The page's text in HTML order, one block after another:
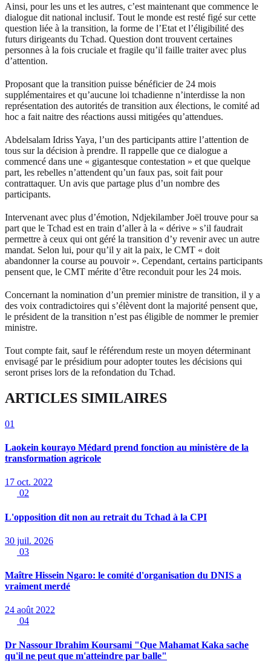
Ainsi, pour les uns et les autres, c’est maintenant que commence le
dialogue dit national inclusif. Tout le monde est resté figé sur cette
question liée à la transition, la forme de l’Etat et l’éligibilité des
futurs dirigeants du Tchad. Question dont trouvent certaines
personnes à la fois cruciale et fragile qu’il faille traiter avec plus
d’attention.
Proposant que la transition puisse bénéficier de 24 mois
supplémentaires et qu’aucune loi tchadienne n’interdisse la non
représentation des autorités de transition aux élections, le comité ad
hoc a fait naitre des réactions aussi mitigées qu’attendues.
Abdelsalam Idriss Yaya, l’un des participants attire l’attention de
tous sur la décision à prendre. Il rappelle que ce dialogue a
commencé dans une « gigantesque contestation » et que quelque
part, les rebelles n’attendent qu’un faux pas, soit fait pour
contrattaquer. Un avis que partage plus d’un nombre des
participants.
Intervenant avec plus d’émotion, Ndjekilamber Joël trouve pour sa
part que le Tchad est en train d’aller à la « dérive » s’il faudrait
permettre à ceux qui ont géré la transition d’y revenir avec un autre
mandat. Selon lui, pour qu’il y ait la paix, le CMT « doit
abandonner la course au pouvoir ». Cependant, certains participants
pensent que, le CMT mérite d’être reconduit pour les 24 mois.
Concernant la nomination d’un premier ministre de transition, il y a
des voix contradictoires qui s’élèvent dont la majorité pensent que,
le président de la transition n’est pas éligible de nommer le premier
ministre.
Tout compte fait, sauf le référendum reste un moyen déterminant
envisagé par le présidium pour adopter toutes les décisions qui
seront prises lors de la refondation du Tchad.
ARTICLES SIMILAIRES
01
Laokein kourayo Médard prend fonction au ministère de la
transformation agricole
17 oct. 2022
02
L'opposition dit non au retrait du Tchad à la CPI
30 juil. 2026
03
Maître Hissein Ngaro: le comité d'organisation du DNIS a
vraiment merdé
24 août 2022
04
Dr Nassour Ibrahim Koursami "Que Mahamat Kaka sache
qu'il ne peut que m'atteindre par balle"